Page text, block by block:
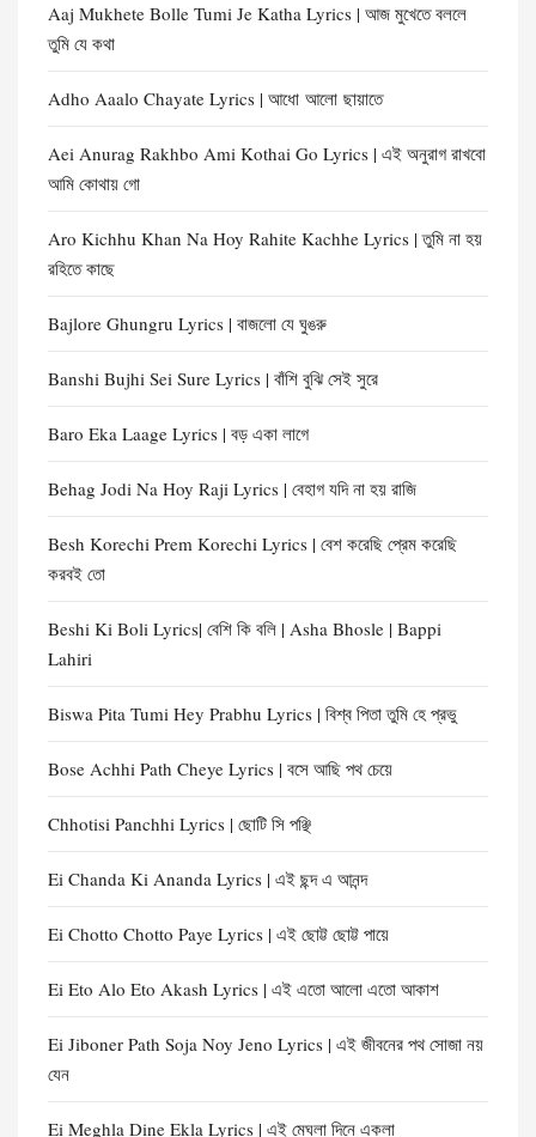
Aaj Mukhete Bolle Tumi Je Katha Lyrics | আজ মুখেতে বললে
তুমি যে কথা
Adho Aaalo Chayate Lyrics | আধো আলো ছায়াতে
Aei Anurag Rakhbo Ami Kothai Go Lyrics | এই অনুরাগ রাখবো
আমি কোথায় গো
Aro Kichhu Khan Na Hoy Rahite Kachhe Lyrics | তুমি না হয়
রহিতে কাছে
Bajlore Ghungru Lyrics | বাজলো যে ঘুঙরু
Banshi Bujhi Sei Sure Lyrics | বাঁশি বুঝি সেই সুরে
Baro Eka Laage Lyrics | বড় একা লাগে
Behag Jodi Na Hoy Raji Lyrics | বেহাগ যদি না হয় রাজি
Besh Korechi Prem Korechi Lyrics | বেশ করেছি প্রেম করেছি
করবই তো
Beshi Ki Boli Lyrics| বেশি কি বলি | Asha Bhosle | Bappi
Lahiri
Biswa Pita Tumi Hey Prabhu Lyrics | বিশ্ব পিতা তুমি হে প্রভু
Bose Achhi Path Cheye Lyrics | বসে আছি পথ চেয়ে
Chhotisi Panchhi Lyrics | ছোটি সি পঞ্ছি
Ei Chanda Ki Ananda Lyrics | এই ছন্দ এ আনন্দ
Ei Chotto Chotto Paye Lyrics | এই ছোট্ট ছোট্ট পায়ে
Ei Eto Alo Eto Akash Lyrics | এই এতো আলো এতো আকাশ
Ei Jiboner Path Soja Noy Jeno Lyrics | এই জীবনের পথ সোজা নয়
যেন
Ei Meghla Dine Ekla Lyrics | এই মেঘলা দিনে একলা